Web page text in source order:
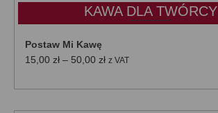
KAWA DLA TWÓRCY
Postaw Mi Kawę
15,00 zł – 50,00 złZakres
od
z VAT